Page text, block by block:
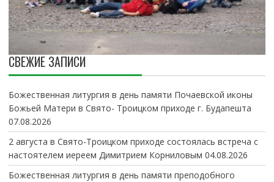
СВЕЖИЕ ЗАПИСИ
Божественная литургия в день памяти Почаевской иконы
Божьей Матери в Свято- Троицком приходе г. Будапешта
07.08.2026
2 августа в Свято-Троицком приходе состоялась встреча с
настоятелем иереем Димитрием Корниловым 04.08.2026
Божественная литургия в день памяти преподобного